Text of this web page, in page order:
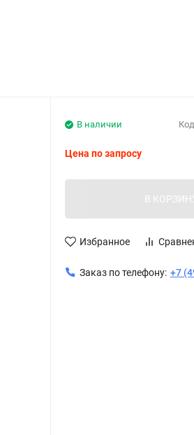
В наличии
Цена по запросу
В
Избранное
Заказ по телефону: +7